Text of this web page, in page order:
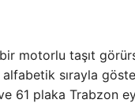
motorlu taşıt
alfabetik sırayla
61 plaka Trabzon